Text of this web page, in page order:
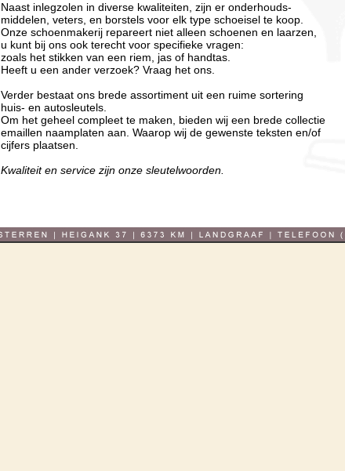
Naast inlegzolen in diverse kwaliteiten, zijn er onderhouds-
middelen, veters, en borstels voor elk type schoeisel te koop.
Onze schoenmakerij repareert niet alleen schoenen en laarzen,
u kunt bij ons ook terecht voor specifieke vragen:
zoals het stikken van een riem, jas of handtas.
Heeft u een ander verzoek? Vraag het ons.
Verder bestaat ons brede assortiment uit een ruime sortering
huis- en autosleutels.
Om het geheel compleet te maken, bieden wij een brede collectie
emaillen naamplaten aan. Waarop wij de gewenste teksten en/of
cijfers plaatsen.
Kwaliteit en service zijn onze sleutelwoorden.